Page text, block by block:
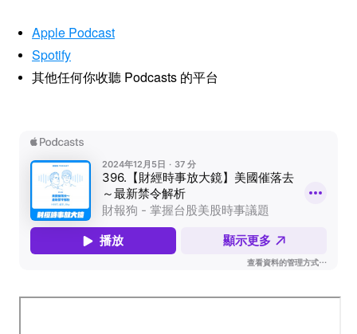
Apple Podcast
Spotify
其他任何你收聽 Podcasts 的平台